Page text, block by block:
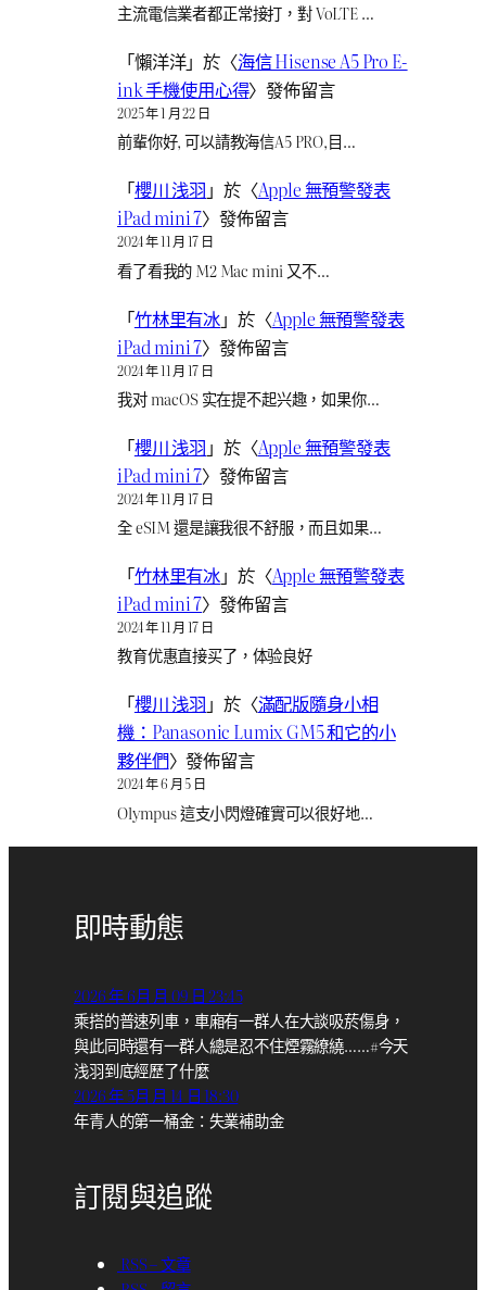
主流電信業者都正常接打，對 VoLTE …
「懶洋洋」於〈海信 Hisense A5 Pro E-
ink 手機使用心得〉發佈留言
2025 年 1 月 22 日
前輩你好, 可以請教海信A5 PRO,目…
「櫻川 浅羽 」於〈Apple 無預警發表
iPad mini 7〉發佈留言
2024 年 11 月 17 日
看了看我的 M2 Mac mini 又不…
「竹林里有冰」於〈Apple 無預警發表
iPad mini 7〉發佈留言
2024 年 11 月 17 日
我对 macOS 实在提不起兴趣，如果你…
「櫻川 浅羽 」於〈Apple 無預警發表
iPad mini 7〉發佈留言
2024 年 11 月 17 日
全 eSIM 還是讓我很不舒服，而且如果…
「竹林里有冰」於〈Apple 無預警發表
iPad mini 7〉發佈留言
2024 年 11 月 17 日
教育优惠直接买了，体验良好
「櫻川 浅羽 」於〈滿配版隨身小相
機：Panasonic Lumix GM5 和它的小
夥伴們〉發佈留言
2024 年 6 月 5 日
Olympus 這支小閃燈確實可以很好地…
即時動態
2026 年 6月 月 09 日 23:45
乘搭的普速列車，車廂有一群人在大談吸菸傷身，
與此同時還有一群人總是忍不住煙霧繚繞……#今天
浅羽到底經歷了什麼
2026 年 5月 月 14 日 18:30
年青人的第一桶金：失業補助金
訂閱與追蹤
RSS – 文章